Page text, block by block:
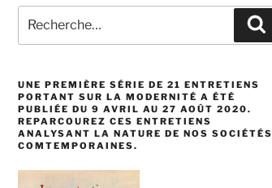
pour
:
UNE PREMIÈRE SÉRIE DE 21 ENTRETIENS
PORTANT SUR LA MODERNITÉ A ÉTÉ
PUBLIÉE DU 9 AVRIL AU 27 AOÛT 2020.
REPARCOUREZ CES ENTRETIENS
ANALYSANT LA NATURE DE NOS SOCIÉTÉS
COMTEMPORAINES.